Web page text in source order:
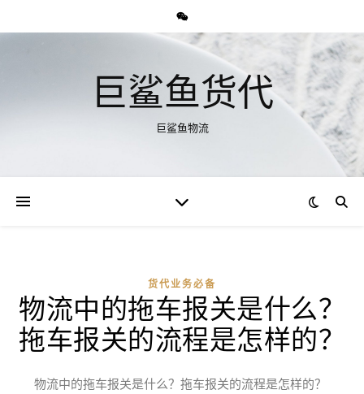
巨鲨鱼货代
巨鲨鱼物流
货代业务必备
物流中的拖车报关是什么？
拖车报关的流程是怎样的？
物流中的拖车报关是什么？拖车报关的流程是怎样的？